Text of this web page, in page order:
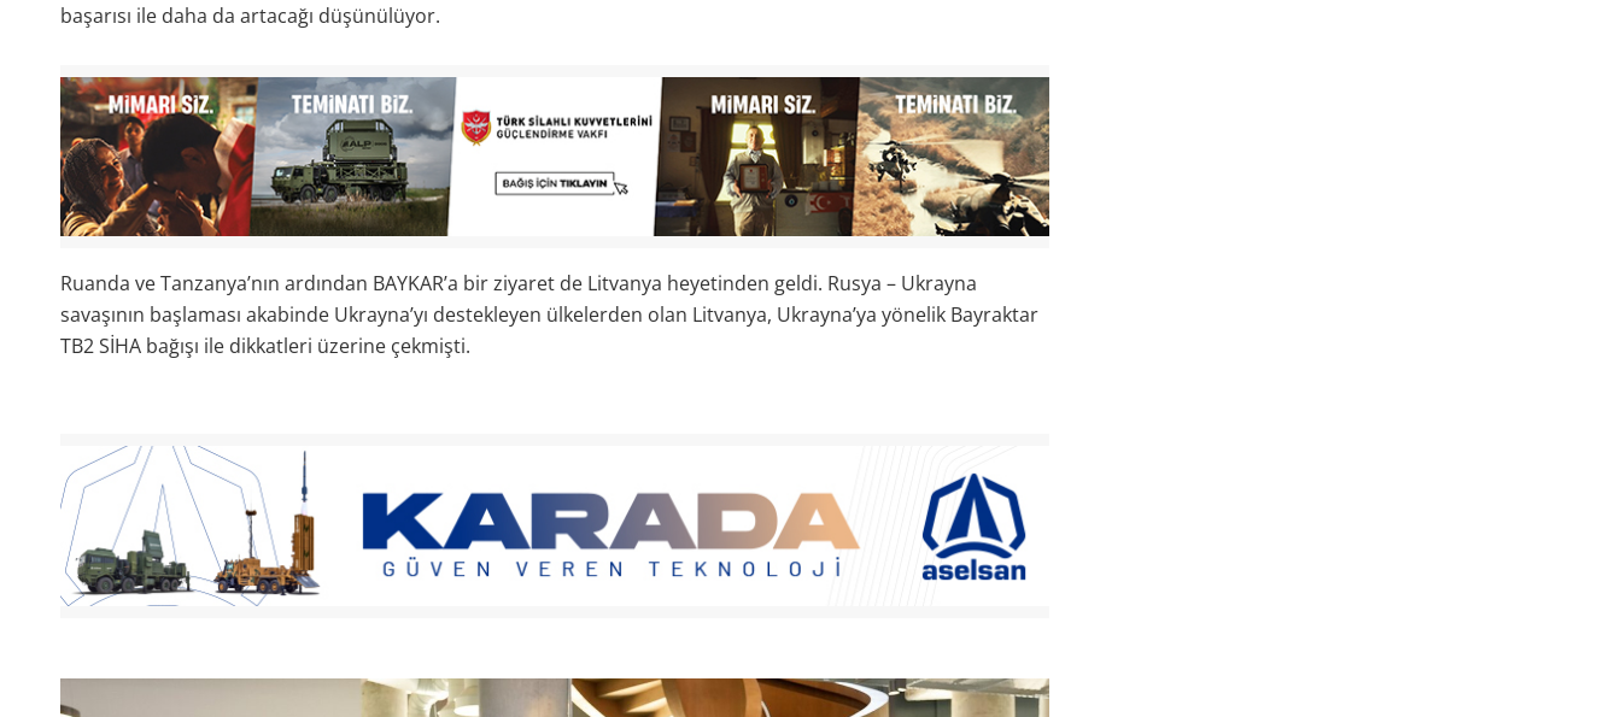
başarısı ile daha da artacağı düşünülüyor.
Ruanda ve Tanzanya’nın ardından BAYKAR’a bir ziyaret de Litvanya heyetinden geldi. Rusya – Ukrayna
savaşının başlaması akabinde Ukrayna’yı destekleyen ülkelerden olan Litvanya, Ukrayna’ya yönelik Bayraktar
TB2 SİHA bağışı ile dikkatleri üzerine çekmişti.